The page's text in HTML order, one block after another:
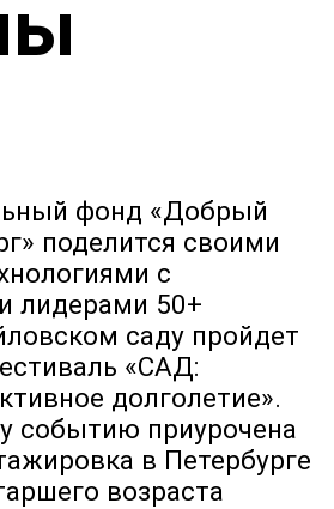
фонд «Добрый
поделится своими
с
лидерами 50+
саду пройдет
«САД:
долголетие».
событию приурочена
в Петербурге
возраста